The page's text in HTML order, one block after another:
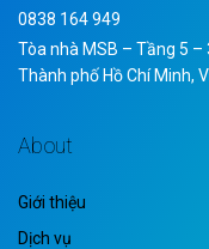
0838 164 949
Tòa nhà MSB – Tầng 5 –
Thành phố Hồ Chí Minh,
About
Giới thiệu
Dịch vụ